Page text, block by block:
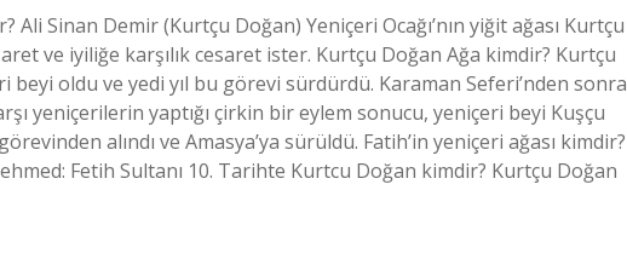
Ali Sinan Demir (Kurtçu Doğan) Yeniçeri Ocağı’nın yiğit ağası Kurtçu
ve iyiliğe karşılık cesaret ister. Kurtçu Doğan Ağa kimdir? Kurtçu
beyi oldu ve yedi yıl bu görevi sürdürdü. Karaman Seferi’nden sonra
yeniçerilerin yaptığı çirkin bir eylem sonucu, yeniçeri beyi Kuşçu
alındı ​​ve Amasya’ya sürüldü. Fatih’in yeniçeri ağası kimdir?
Fetih Sultanı 10. Tarihte Kurtcu Doğan kimdir? Kurtçu Doğan